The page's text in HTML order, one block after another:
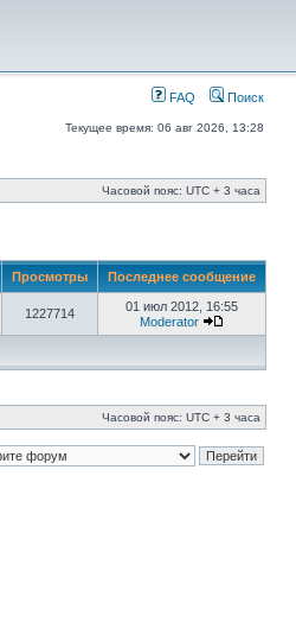
FAQ Поиск
Текущее время: 06 авг 2026, 13:28
Часовой пояс: UTC + 3 часа
Просмотры Последнее сообщение
1227714
01 июл 2012, 16:55
Moderator
Часовой пояс: UTC + 3 часа